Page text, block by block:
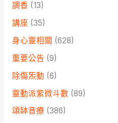
調香 (13)
講座 (35)
身心靈相關 (628)
重要公告 (9)
除傷炁動 (6)
靈動派紫微斗數 (89)
頌缽音療 (386)